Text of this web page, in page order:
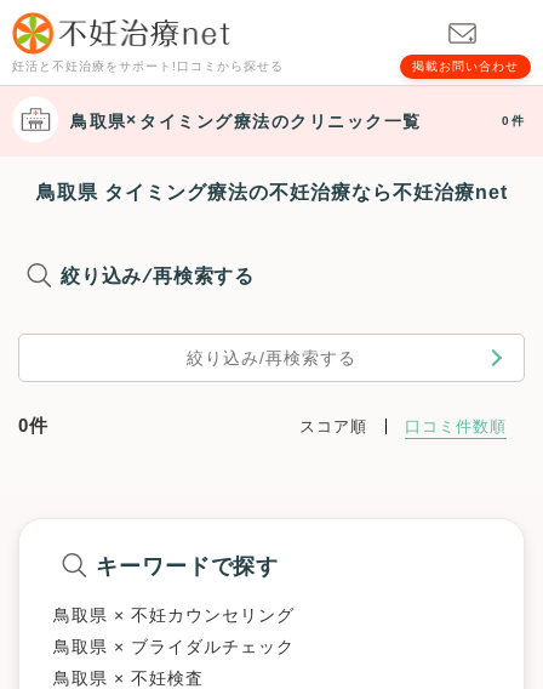
妊活と不妊治療をサポート!口コミから探せる 掲載お問い合わせ
鳥取県 タイミング療法のクリニック一覧 0件
鳥取県 タイミング療法の不妊治療なら不妊治療net
絞り込み/再検索する
絞り込み/再検索する
0件 スコア順 口コミ件数順
キーワードで探す
鳥取県 × 不妊カウンセリング
鳥取県 × ブライダルチェック
鳥取県 × 不妊検査